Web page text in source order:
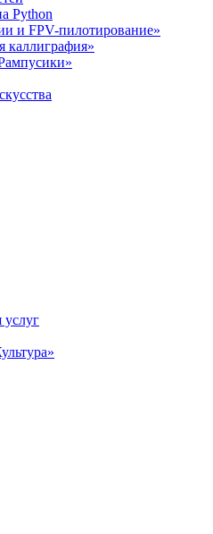
Python
и FPV-пилотирование»
каллиграфия»
услуг